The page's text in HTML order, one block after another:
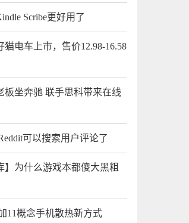
Scribe更好用了
猫电车上市，售价12.98-16.58
板坐奔驰 联手思科带来在线
可以搜索用户评论了
】为什么游戏本都傻大黑粗
11概念手机散热新方式